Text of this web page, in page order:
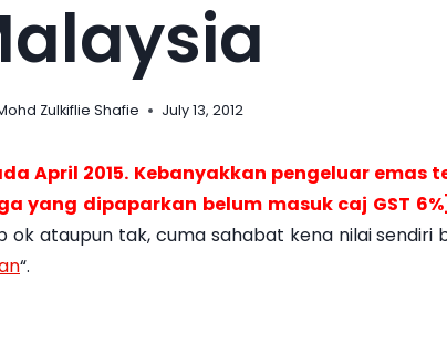
Zulkiflie Shafie July 13, 2012
April 2015. Kebanyakkan pengeluar emas
yang dipaparkan belum masuk caj GST 6%]
ataupun tak, cuma sahabat kena nilai sendiri
“.